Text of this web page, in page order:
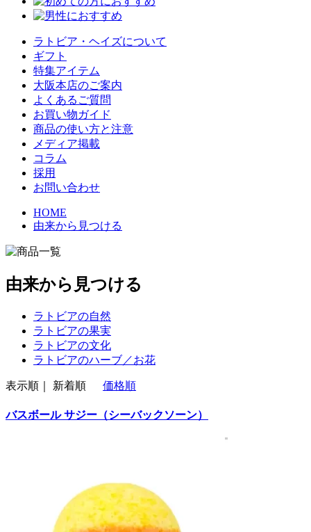
ラトビア・ヘイズについて
ギフト
特集アイテム
大阪本店のご案内
よくあるご質問
お買い物ガイド
商品の使い方と注意
メディア掲載
コラム
採用
お問い合わせ
HOME
由来から見つける
由来から見つける
ラトビアの自然
ラトビアの果実
ラトビアの文化
ラトビアのハーブ／お花
表示順｜ 新着順 価格順
バスボール サジー（シーバックソーン）